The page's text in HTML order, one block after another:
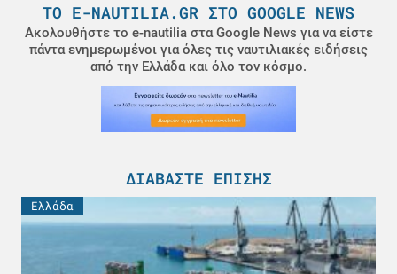
ΤΟ E-NAUTILIA.GR ΣΤΟ GOOGLE NEWS
Ακολουθήστε το e-nautilia στα Google News για να είστε
πάντα ενημερωμένοι για όλες τις ναυτιλιακές ειδήσεις
από την Ελλάδα και όλο τον κόσμο.
ΔΙΑΒΆΣΤΕ ΕΠΊΣΗΣ
Ελλάδα